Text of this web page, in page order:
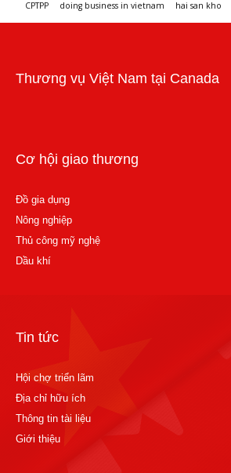
CPTPP doing business in vietnam hai san kho
Thương vụ Việt Nam tại Canada
Cơ hội giao thương
Đồ gia dụng
Nông nghiệp
Thủ công mỹ nghệ
Dầu khí
Tin tức
Hội chợ triển lãm
Địa chỉ hữu ích
Thông tin tài liệu
Giới thiệu